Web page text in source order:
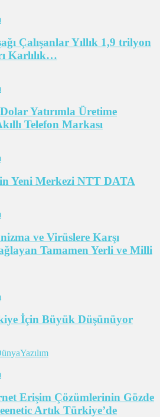
Çalışanlar Yıllık 1,9 trilyon
Karlılık…
Yatırımla Üretime
Telefon Markası
Yeni Merkezi NTT DATA
ve Virüslere Karşı
Tamamen Yerli ve Milli
İçin Büyük Düşünüyor
Yazılım
Erişim Çözümlerinin Gözde
Artık Türkiye’de